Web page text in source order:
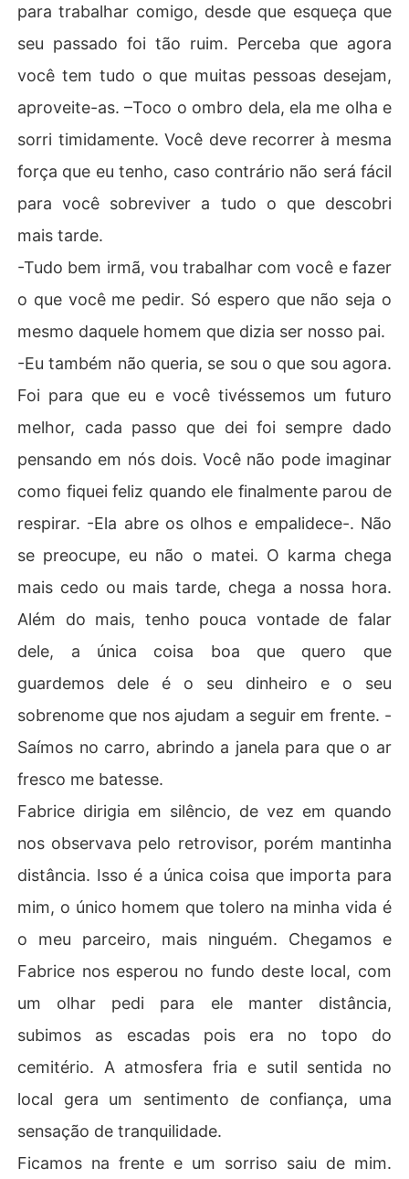
para trabalhar comigo, desde que esqueça que
seu passado foi tão ruim. Perceba que agora
você tem tudo o que muitas pessoas desejam,
aproveite-as. –Toco o ombro dela, ela me olha e
sorri timidamente. Você deve recorrer à mesma
força que eu tenho, caso contrário não será fácil
para você sobreviver a tudo o que descobri
mais tarde.
-Tudo bem irmã, vou trabalhar com você e fazer
o que você me pedir. Só espero que não seja o
mesmo daquele homem que dizia ser nosso pai.
-Eu também não queria, se sou o que sou agora.
Foi para que eu e você tivéssemos um futuro
melhor, cada passo que dei foi sempre dado
pensando em nós dois. Você não pode imaginar
como fiquei feliz quando ele finalmente parou de
respirar. -Ela abre os olhos e empalidece-. Não
se preocupe, eu não o matei. O karma chega
mais cedo ou mais tarde, chega a nossa hora.
Além do mais, tenho pouca vontade de falar
dele, a única coisa boa que quero que
guardemos dele é o seu dinheiro e o seu
sobrenome que nos ajudam a seguir em frente. -
Saímos no carro, abrindo a janela para que o ar
fresco me batesse.
Fabrice dirigia em silêncio, de vez em quando
nos observava pelo retrovisor, porém mantinha
distância. Isso é a única coisa que importa para
mim, o único homem que tolero na minha vida é
o meu parceiro, mais ninguém. Chegamos e
Fabrice nos esperou no fundo deste local, com
um olhar pedi para ele manter distância,
subimos as escadas pois era no topo do
cemitério. A atmosfera fria e sutil sentida no
local gera um sentimento de confiança, uma
sensação de tranquilidade.
Ficamos na frente e um sorriso saiu de mim.